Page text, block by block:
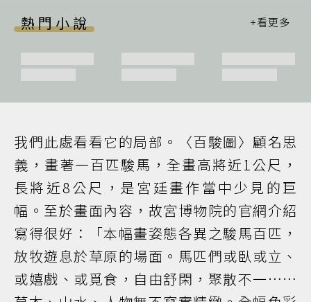
熱門小說
我們此處看看它的局部。〈百駿圖〉顧名思
義，畫著一百匹駿馬，全畫高將近1公尺，
長將近8公尺，是宮廷畫作當中少見的巨
幅。至於畫面內容，故宮博物院的官網介紹
寫得很好：「本幅畫姿態各異之駿馬百匹，
放牧遊息於草原的場面。馬匹們或臥或立、
或嬉戲、或覓食，自由舒閑，聚散不一……